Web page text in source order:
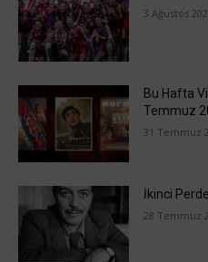
3 Ağustos
Bu Hafta
Temmuz
31 Temmuz
İkinci
28 Temmuz